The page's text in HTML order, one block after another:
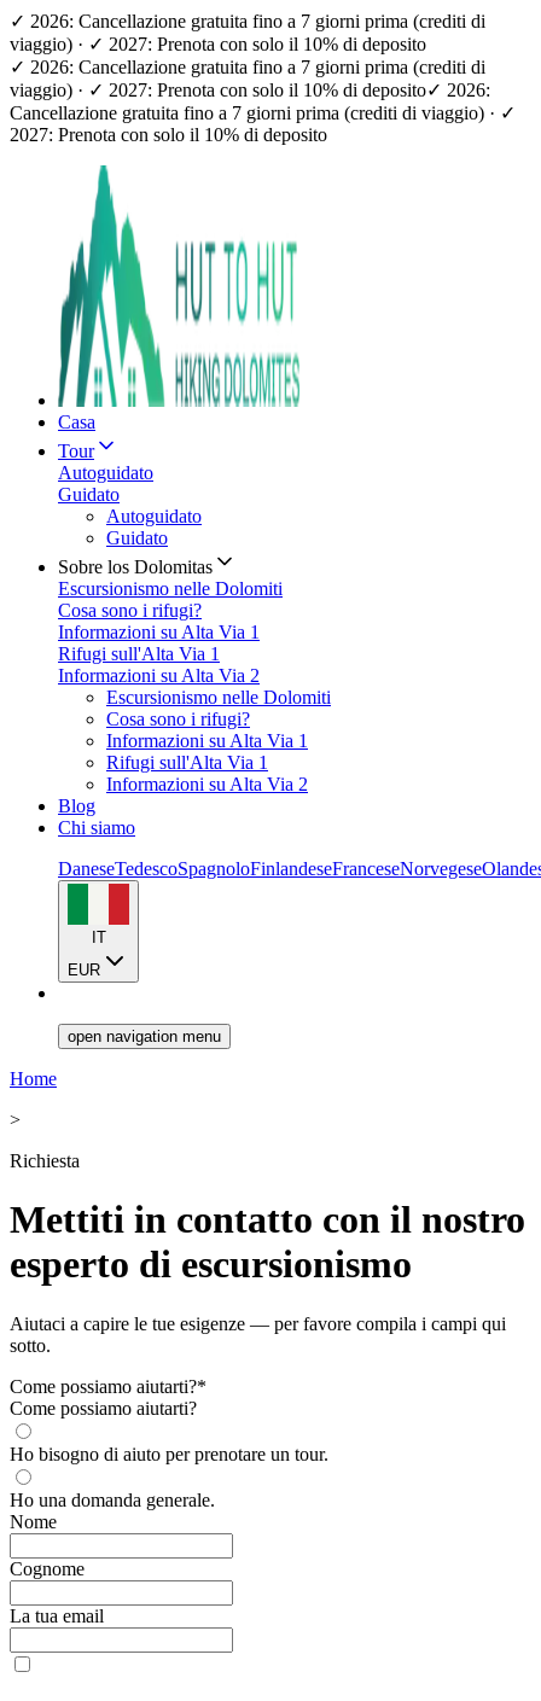
✓ 2026: Cancellazione gratuita fino a 7 giorni prima (crediti di
viaggio) · ✓ 2027: Prenota con solo il 10% di deposito
✓ 2026: Cancellazione gratuita fino a 7 giorni prima (crediti di
viaggio) · ✓ 2027: Prenota con solo il 10% di deposito✓ 2026:
Cancellazione gratuita fino a 7 giorni prima (crediti di viaggio) · ✓
2027: Prenota con solo il 10% di deposito
Casa
Tour
Autoguidato
Guidato
Autoguidato
Guidato
Sobre los Dolomitas
Escursionismo nelle Dolomiti
Cosa sono i rifugi?
Informazioni su Alta Via 1
Rifugi sull'Alta Via 1
Informazioni su Alta Via 2
Escursionismo nelle Dolomiti
Cosa sono i rifugi?
Informazioni su Alta Via 1
Rifugi sull'Alta Via 1
Informazioni su Alta Via 2
Blog
Chi siamo
DaneseTedescoSpagnoloFinlandeseFranceseNorvegese
IT
EUR
open navigation menu
Home
>
Richiesta
Mettiti in contatto con il nostro
esperto di escursionismo
Aiutaci a capire le tue esigenze — per favore compila i campi qui
sotto.
Come possiamo aiutarti?*
Come possiamo aiutarti?
Ho bisogno di aiuto per prenotare un tour.
Ho una domanda generale.
Nome
Cognome
La tua email